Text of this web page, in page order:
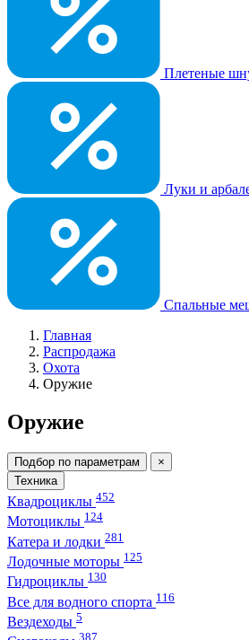
Плетеные
Луки и
Спальные
Главная
Распродажа
Охота
Оружие
Оружие
Подбор по параметрам
×
Техника
Квадроциклы 452
Мотоциклы 124
Катера и лодки 281
Лодочные моторы 125
Гидроциклы 130
Все для водного спорта 116
Вездеходы 5
387